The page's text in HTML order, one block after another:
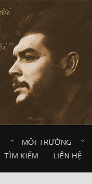
MÔI TRƯỜNG⠀
TÌM KIẾM LIÊN HỆ